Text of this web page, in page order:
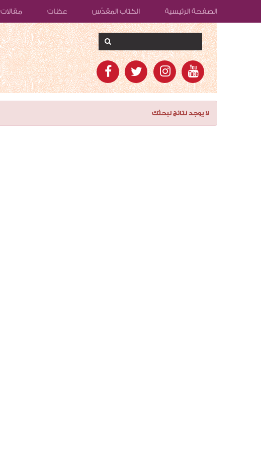
الصفحة الرئيسية الكتاب المقدّس عظات مقالات
لا يوجد نتائج لبحثك